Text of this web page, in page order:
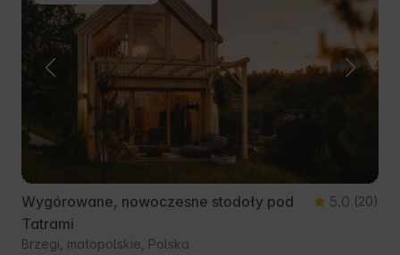
Wygórowane, nowoczesne stodoły pod
Tatrami
5.0 (20)
Brzegi, małopolskie, Polska